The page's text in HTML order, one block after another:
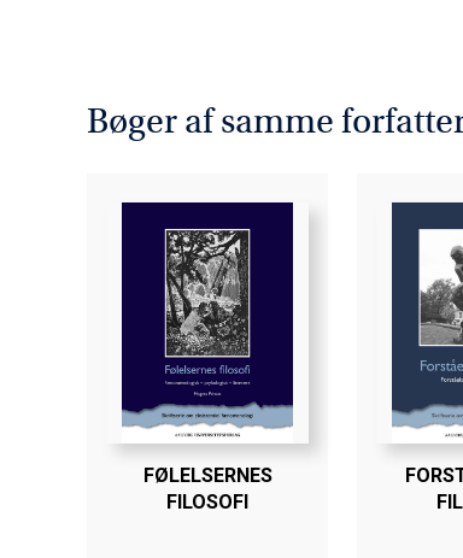
KAN BESTILLES HER
Bøger af samme
FØLELSERNES
FILOSOFI